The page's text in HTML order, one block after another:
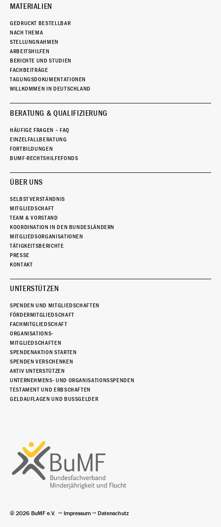
MATERIALIEN
GEDRUCKT BESTELLBAR
NACH THEMA
STELLUNGNAHMEN
ARBEITSHILFEN
BERICHTE UND STUDIEN
FACHBEITRÄGE
TAGUNGSDOKUMENTATIONEN
WILLKOMMEN IN DEUTSCHLAND
BERATUNG & QUALIFIZIERUNG
HÄUFIGE FRAGEN – FAQ
EINZELFALLBERATUNG
FORTBILDUNGEN
BUMF-RECHTSHILFEFONDS
ÜBER UNS
SELBSTVERSTÄNDNIS
MITGLIEDSCHAFT
TEAM & VORSTAND
KOORDINATION IN DEN BUNDESLÄNDERN
MITGLIEDSORGANISATIONEN
TÄTIGKEITSBERICHTE
PRESSE
KONTAKT
UNTERSTÜTZEN
SPENDEN UND MITGLIEDSCHAFTEN
FÖRDERMITGLIEDSCHAFT
FACHMITGLIEDSCHAFT
ORGANISATIONS-
MITGLIEDSCHAFTEN
SPENDENAKTION STARTEN
SPENDEN VERSCHENKEN
AKTIV UNTERSTÜTZEN
UNTERNEHMENS- UND ORGANISATIONSSPENDEN
TESTAMENT UND ERBSCHAFTEN
GELDAUFLAGEN UND BUSSGELDER
© 2026 BuMF e.V. Impressum Datenschutz